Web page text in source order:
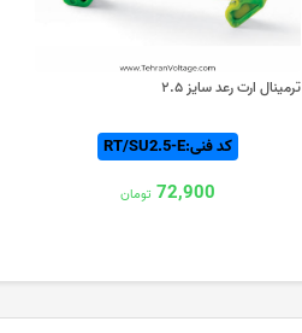
ترمینال ارت رعد سایز ۲.۵
کد فنی:RT/SU2.5-E
72,900 تومان